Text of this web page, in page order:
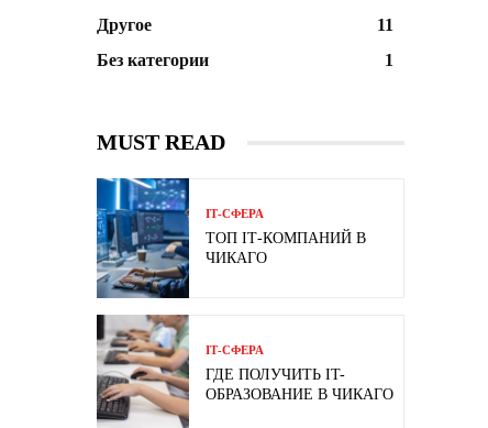
Другое
11
Без категории
1
MUST READ
ІТ-СФЕРА
ТОП ІТ-КОМПАНИЙ В
ЧИКАГО
ІТ-СФЕРА
ГДЕ ПОЛУЧИТЬ IT-
ОБРАЗОВАНИЕ В ЧИКАГО